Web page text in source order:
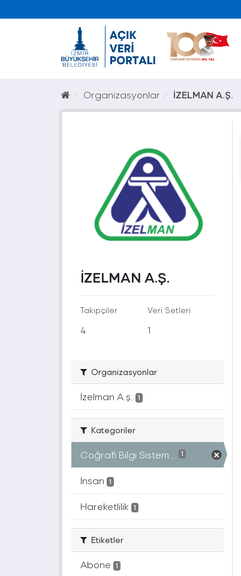
Organizasyonlar İZELMAN A.Ş.
İZELMAN A.Ş.
Takipçiler
4
Veri Setleri
1
Organizasyonlar
İzelman A.ş. 1
Kategoriler
Coğrafi Bilgi Sistem... 1
İnsan 1
Hareketlilik 1
Etiketler
Abone 1